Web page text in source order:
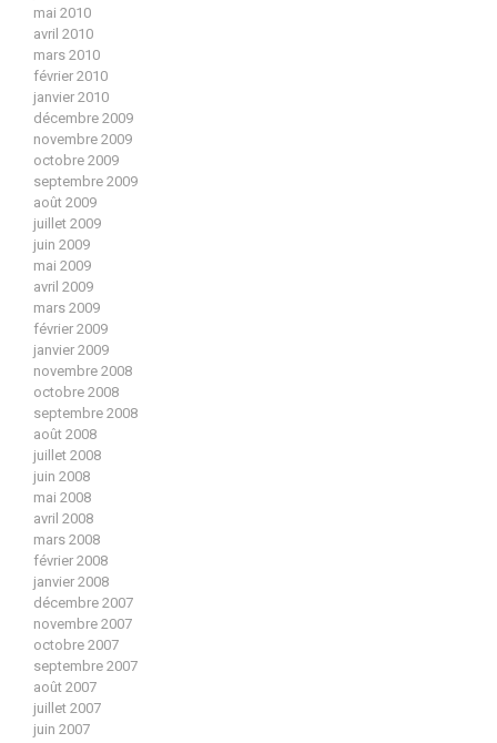
mai 2010
avril 2010
mars 2010
février 2010
janvier 2010
décembre 2009
novembre 2009
octobre 2009
septembre 2009
août 2009
juillet 2009
juin 2009
mai 2009
avril 2009
mars 2009
février 2009
janvier 2009
novembre 2008
octobre 2008
septembre 2008
août 2008
juillet 2008
juin 2008
mai 2008
avril 2008
mars 2008
février 2008
janvier 2008
décembre 2007
novembre 2007
octobre 2007
septembre 2007
août 2007
juillet 2007
juin 2007